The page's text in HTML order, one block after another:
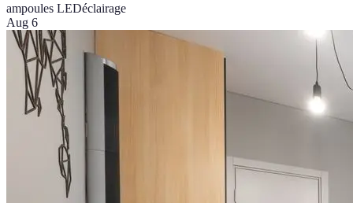
ampoules LEDéclairage
Aug 6